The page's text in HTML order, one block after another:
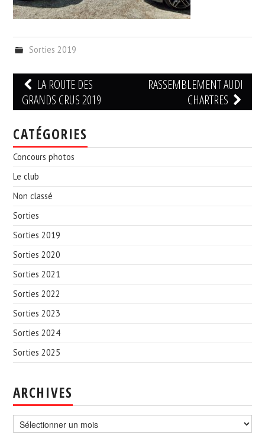
Sorties 2019
Navigation
des
articles
LA ROUTE DES
GRANDS CRUS 2019
RASSEMBLEMENT AUDI
CHARTRES
CATÉGORIES
Concours photos
Le club
Non classé
Sorties
Sorties 2019
Sorties 2020
Sorties 2021
Sorties 2022
Sorties 2023
Sorties 2024
Sorties 2025
ARCHIVES